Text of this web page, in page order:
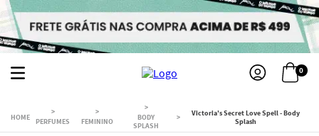
0
PERFUMES FEMININO
BODY
SPLASH
Victoria's Secret Love Spell - Body
Splash